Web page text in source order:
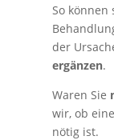
So können
der
ergänzen.
Waren Sie
wir, ob
nötig ist.